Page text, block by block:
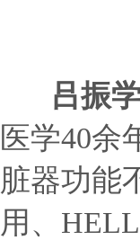
吕振
医学40余
脏器功能
用、